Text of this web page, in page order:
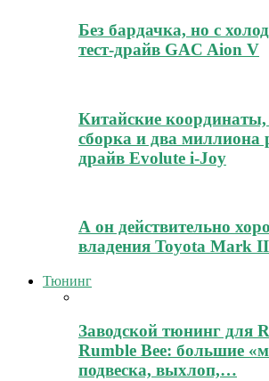
Без бардачка, но с
тест-драйв GAC Aion V
Китайские координаты,
сборка и два миллиона
драйв Evolute i-Joy
А он действительно
владения Toyota Mark
Тюнинг
Заводской тюнинг для
Rumble Bee: большие
подвеска, выхлоп,…